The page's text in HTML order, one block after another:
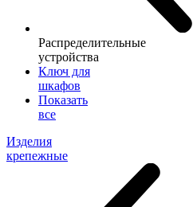
Распределительные
устройства
Ключ для
шкафов
Показать
все
Изделия
крепежные